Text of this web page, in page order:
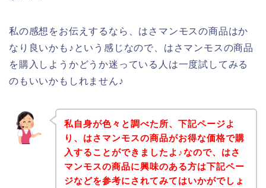
私の感想をお伝えするなら、はさマンモスの商品はか
なり良いかも♪という感じなので、はさマンモスの商品
を購入しようかどうか迷っている人は一度試してみる
のもいいかもしれません♪
私自身が色々と調べた所、下記ページよ
り、はさマンモスの商品がお得な価格で購
入することができましたよ♪なので、はさ
マンモスの商品に興味のある方は下記ペー
ジなどを参考にされてみてはいかがでしょ